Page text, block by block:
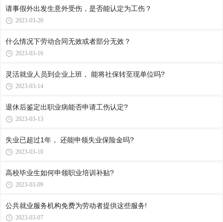
请事假外出发生意外受伤，是否能认定为工伤？
2023-03-20
什么情况下劳动合同无效或者部分无效？
2023-03-16
灵活就业人员到企业上班， 能将社保转至现单位吗?
2023-03-14
退休后鉴定出职业病能否申请工伤认定?
2023-03-13
失业已超过1年， 还能申领失业保险金吗?
2023-03-10
高校毕业生如何申领职业培训补贴?
2023-03-09
公共就业服务机构免费为劳动者提供这些服务!
2023-03-07